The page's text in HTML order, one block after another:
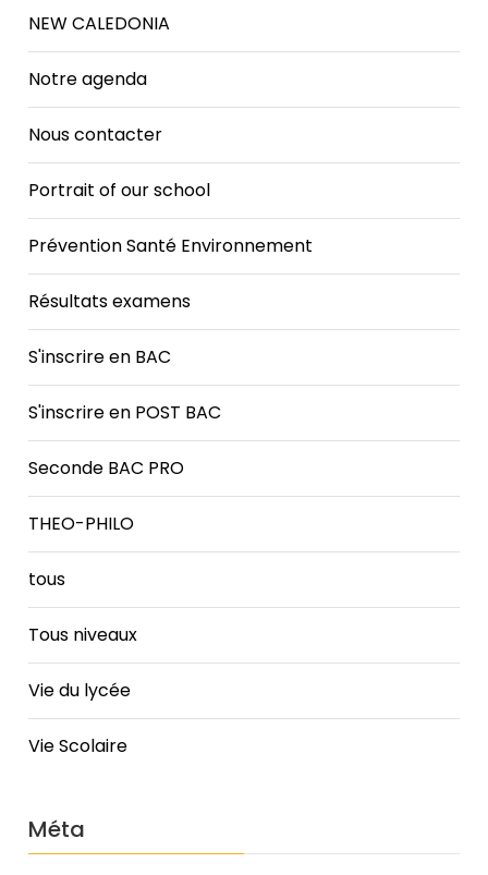
NEW CALEDONIA
Notre agenda
Nous contacter
Portrait of our school
Prévention Santé Environnement
Résultats examens
S'inscrire en BAC
S'inscrire en POST BAC
Seconde BAC PRO
THEO-PHILO
tous
Tous niveaux
Vie du lycée
Vie Scolaire
Méta